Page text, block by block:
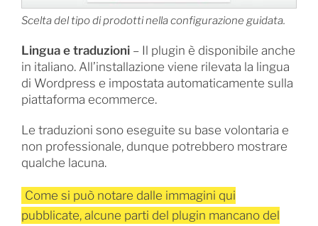
Scelta del tipo di prodotti nella configurazione guidata.
Lingua e traduzioni– Il plugin è disponibile anche
in italiano. All’installazione viene rilevata la lingua
di Wordpress e impostata automaticamente sulla
piattaforma ecommerce.
Le traduzioni sono eseguite su base volontaria e
non professionale, dunque potrebbero mostrare
qualche lacuna.
Come si può notare dalle immagini qui
pubblicate, alcune parti del plugin mancano del